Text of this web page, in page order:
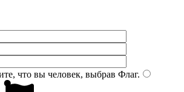
что вы человек, выбрав Флаг.